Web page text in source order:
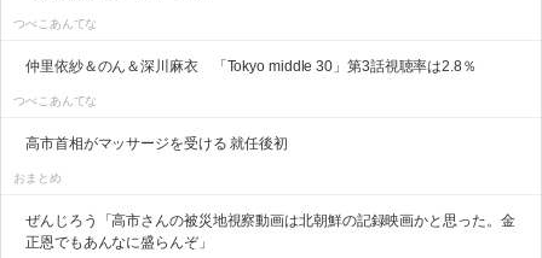
つべこあんてな
仲里依紗＆のん＆深川麻衣 「Tokyo middle 30」第3話視聴率は2.8％
つべこあんてな
高市首相がマッサージを受ける 就任後初
おまとめ
ぜんじろう「高市さんの被災地視察動画は北朝鮮の記録映画かと思った。金
正恩でもあんなに盛らんぞ」